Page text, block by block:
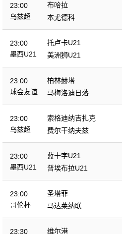
23:00
乌兹超
布哈拉
本尤德科
23:00
墨西U21
托卢卡U21
美洲狮U21
23:00
球会友谊
柏林赫塔
马梅洛迪日落
23:00
乌兹超
索格迪纳吉扎克
费尔干纳夫兹
23:00
墨西U21
蓝十字U21
普埃布拉U21
23:00
哥伦杯
圣塔菲
马达莱纳联
23:30 维尔港